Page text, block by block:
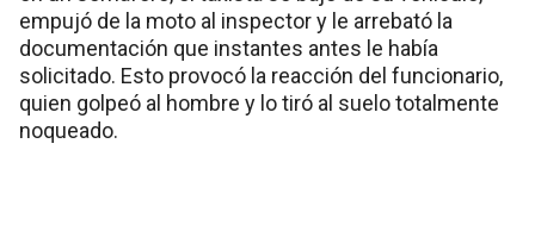
empujó de la moto al inspector y le arrebató la
documentación que instantes antes le había
solicitado. Esto provocó la reacción del funcionario,
quien golpeó al hombre y lo tiró al suelo totalmente
noqueado.